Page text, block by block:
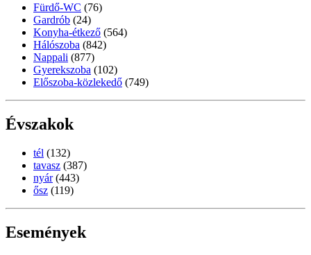
Fürdő-WC (76)
Gardrób (24)
Konyha-étkező (564)
Hálószoba (842)
Nappali (877)
Gyerekszoba (102)
Előszoba-közlekedő (749)
Évszakok
tél (132)
tavasz (387)
nyár (443)
ősz (119)
Események